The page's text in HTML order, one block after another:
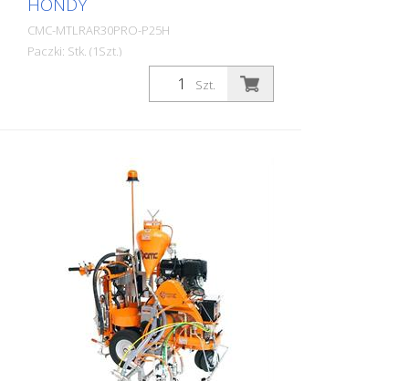
CMC-MTLRAR30PRO-P25H
Paczki: Stk. (1Szt.)
Prosta, lekka i nieskomplikowana ręczna
maszyna do znakowania dróg do małych
benzynowy: - Moc 8,5 KM - z
rozrusznikiem elektrycznym (W ciągu
zaledwie kilku minut można szybko
wymienić silnik benzynowy na odpowiedni
silnik elektryczny. (Patrz poniższe artykuły)
Maszyna prowadzona ręcznie: Możliwe
jest również wyposażenie AR 30 Pro P 25
H w HMC lub HMC-C, wózek z napędem
hydraulicznym. (Zobacz kolejne artykuły)
RMCD - urządzenie do kontroli
oznakowania dróg Prawdopodobnie
najłatwiejszy w obsłudze system do
Szt.